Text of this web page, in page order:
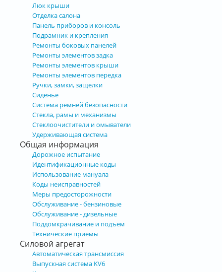
Люк крыши
Отделка салона
Панель приборов и консоль
Подрамник и крепления
Ремонты боковых панелей
Ремонты элементов задка
Ремонты элементов крыши
Ремонты элементов передка
Ручки, замки, защелки
Сиденье
Система ремней безопасности
Стекла, рамы и механизмы
Стеклоочистители и омыватели
Удерживающая система
Общая информация
Дорожное испытание
Идентификационные коды
Использование мануала
Коды неисправностей
Меры предосторожности
Обслуживание - бензиновые
Обслуживание - дизельные
Поддомкрачивание и подъем
Технические приемы
Силовой агрегат
Автоматическая трансмиссия
Выпускная система KV6